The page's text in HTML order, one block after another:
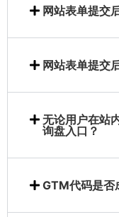
网站表单提交
网站表单提交
无论用户在站
询盘入口？
GTM代码是否